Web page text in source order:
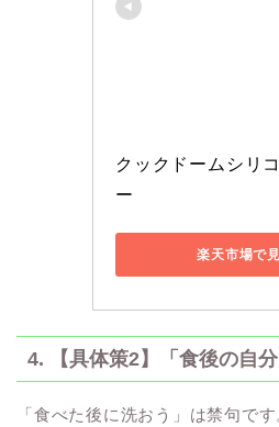
クックドームシリ
ー
楽天市場で
4. 【具体策2】「食後の自
「食べた後に洗おう」は禁句で